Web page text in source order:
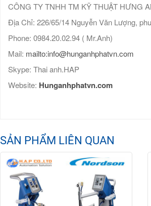
CÔNG TY TNHH TM KỸ THUẬT HƯNG
Địa Chỉ: 226/65/14 Nguyễn Văn Lượng,
Phone: 0984.20.02.94 ( Mr.Anh)
Mail: mailto:info@hunganhphatvn.com
Skype: Thai anh.HAP
Website: Hunganhphatvn.com
SẢN PHẨM LIÊN QUAN